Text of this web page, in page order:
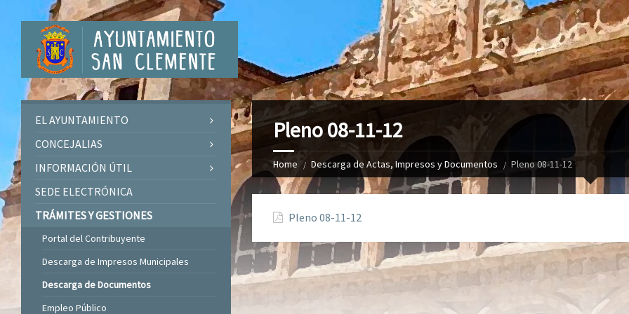
Pleno 08-11-12
Home Descarga de Actas, Impresos y Documentos Pleno 08-11-12
Pleno 08-11-12
EL AYUNTAMIENTO
CONCEJALIAS
INFORMACIÓN ÚTIL
SEDE ELECTRÓNICA
TRÁMITES Y GESTIONES
Portal del Contribuyente
Descarga de Impresos Municipales
Descarga de Documentos
Empleo Público